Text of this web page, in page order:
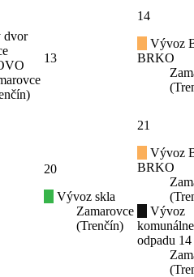
dvor
13
14
Vývoz
BRKO
20
Vývoz skla
Zamarovce
(Trenčín)
21
Vývoz
BRKO
Vývoz
odpadu